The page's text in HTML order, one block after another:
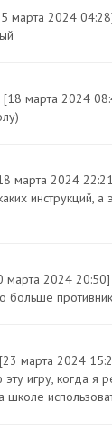
марта 2024
[18 марта 2024
марта 2024
инструкций, а
марта 2024 20:50]
больше
[23 марта 2024
игру, когда я
школе